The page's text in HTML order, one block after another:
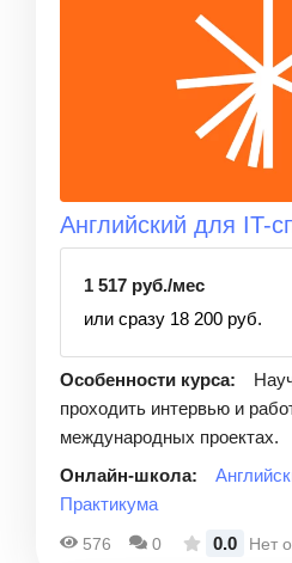
Английский для IT-
1 517 руб./мес
или сразу 18 200 руб.
Особенности курса:
проходить интервью и
международных проектах.
Онлайн-школа:
Практикума
576 0 0.0 Нет